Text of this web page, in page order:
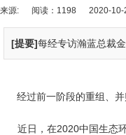
来源: 阅读：1198 2020-10-
[提要]每经专访瀚蓝总裁
经过前一阶段的重组、并
近日，在2020中国生态环